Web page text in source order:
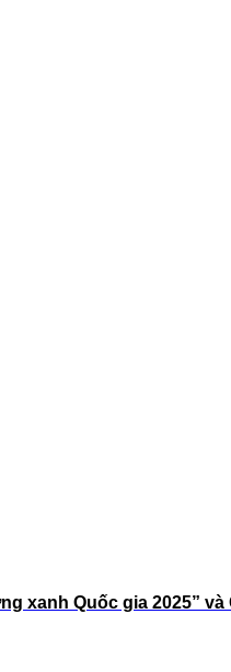
xanh Quốc gia 2025”